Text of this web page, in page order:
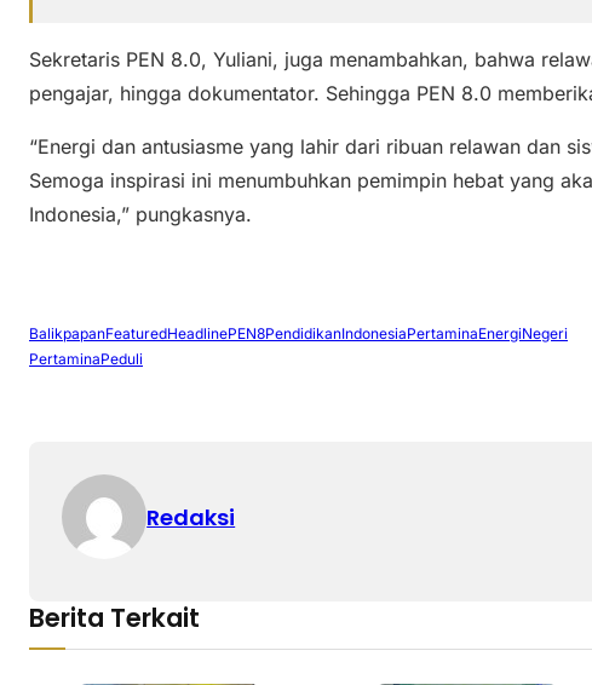
Sekretaris PEN 8.0, Yuliani, juga menambahkan, bahwa
pengajar, hingga dokumentator. Sehingga PEN 8.0
“Energi dan antusiasme yang lahir dari ribuan relawan dan
Semoga inspirasi ini menumbuhkan pemimpin hebat yang
Indonesia,” pungkasnya.
BalikpapanFeaturedHeadlinePEN8PendidikanIndonesiaPertaminaEnergiNegeri
PertaminaPeduli
Redaksi
Berita Terkait